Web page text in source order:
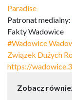
Paradise
Patronat medialny:
Fakty Wadowice
#Wadowice
Związek Dużych
https://
Zobacz